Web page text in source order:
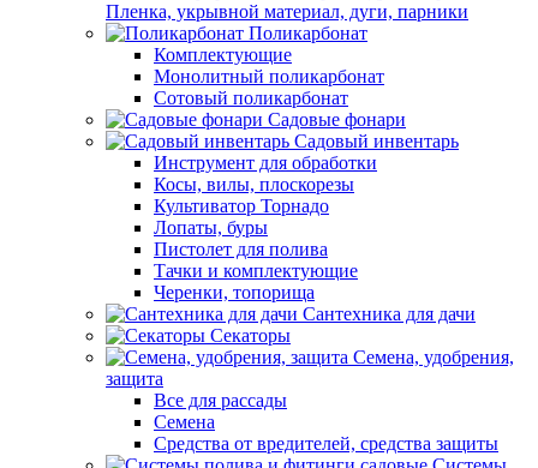
Пленка, укрывной материал, дуги, парники
Поликарбонат
Комплектующие
Монолитный поликарбонат
Сотовый поликарбонат
Садовые фонари
Садовый инвентарь
Инструмент для обработки
Косы, вилы, плоскорезы
Культиватор Торнадо
Лопаты, буры
Пистолет для полива
Тачки и комплектующие
Черенки, топорища
Сантехника для дачи
Секаторы
Семена, удобрения,
защита
Все для рассады
Семена
Средства от вредителей, средства защиты